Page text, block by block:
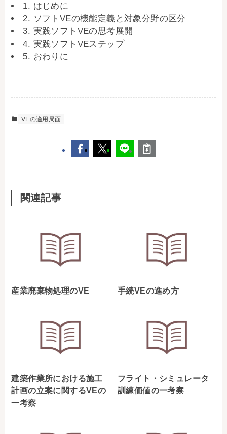
1. はじめに
2. ソフトVEの機能定義と対象分野の区分
3. 実践ソフトVEの思考展開
4. 実践ソフトVEステップ
5. おわりに
VEの適用局面
関連記事
産業廃棄物処理のVE 手続VEの進め方
建築作業所における施工
計画の立案に関するVEの
一考察
フライト・シミュレータ
訓練価値の一考察